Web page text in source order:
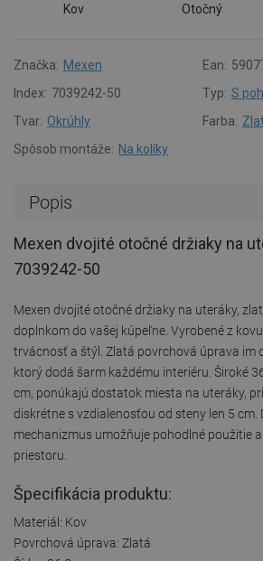
Kov Otočný
Značka: Mexen Ean:
Index: 7039242-50 Typ: S
Tvar: Okrúhly Farba:
Spôsob montáže: Na kolíky
Popis
Mexen dvojité otočné držiaky na
7039242-50
Mexen dvojité otočné držiaky na uteráky,
doplnkom do vašej kúpeľne. Vyrobené z
trvácnosť a štýl. Zlatá povrchová úprava im
ktorý dodá šarm každému interiéru. Široké
cm, ponúkajú dostatok miesta na uteráky,
diskrétne s vzdialenosťou od steny len 5
mechanizmus umožňuje pohodlné použitie
priestoru.
Špecifikácia produktu:
Materiál: Kov
Povrchová úprava: Zlatá